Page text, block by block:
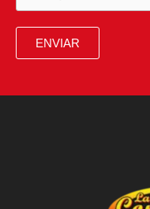
ENVIAR